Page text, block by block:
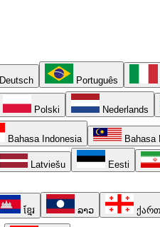
Deutsch Português
Polski Nederlands
Bahasa Indonesia Bahasa
Latviešu Eesti
ខ្មែរ ລາວ